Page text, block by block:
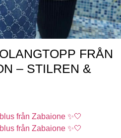
FRÅN
– STILREN &